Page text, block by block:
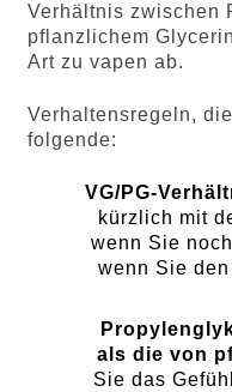
Verhältnis zwischen
pflanzlichem
Art zu vapen ab.
Verhaltensregeln,
folgende:
VG/PG-
kürzlich mit
wenn Sie
wenn Sie
als die von
Sie das